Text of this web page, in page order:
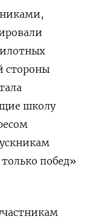
стороны
школу
побед»